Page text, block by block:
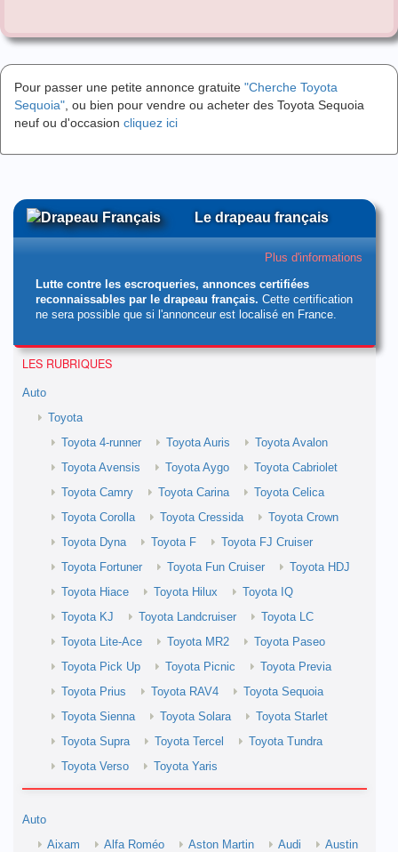
Pour passer une petite annonce gratuite "Cherche Toyota
Sequoia" , ou bien pour vendre ou acheter des Toyota Sequoia
neuf ou d'occasion cliquez ici
Le drapeau français
Plus d'informations
Lutte contre les escroqueries, annonces certifiées
reconnaissables par le drapeau français. Cette certification
ne sera possible que si l'annonceur est localisé en France.
LES RUBRIQUES
Auto
Toyota
Toyota 4-runner
Toyota Auris
Toyota Avalon
Toyota Avensis
Toyota Aygo
Toyota Cabriolet
Toyota Camry
Toyota Carina
Toyota Celica
Toyota Corolla
Toyota Cressida
Toyota Crown
Toyota Dyna
Toyota F
Toyota FJ Cruiser
Toyota Fortuner
Toyota Fun Cruiser
Toyota HDJ
Toyota Hiace
Toyota Hilux
Toyota IQ
Toyota KJ
Toyota Landcruiser
Toyota LC
Toyota Lite-Ace
Toyota MR2
Toyota Paseo
Toyota Pick Up
Toyota Picnic
Toyota Previa
Toyota Prius
Toyota RAV4
Toyota Sequoia
Toyota Sienna
Toyota Solara
Toyota Starlet
Toyota Supra
Toyota Tercel
Toyota Tundra
Toyota Verso
Toyota Yaris
Auto
Aixam
Alfa Roméo Aston Martin Audi
Austin